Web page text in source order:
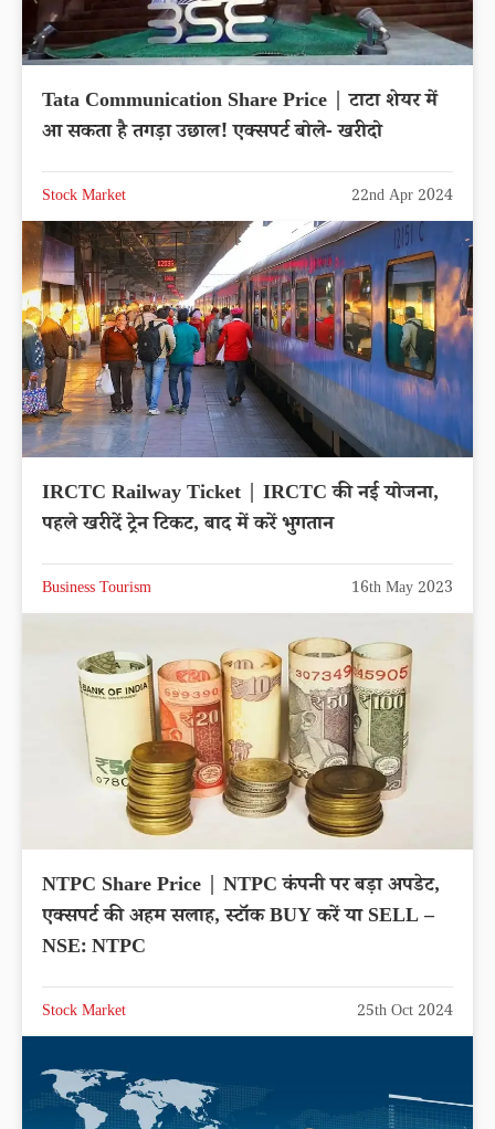
Tata Communication Share Price | टाटा शेयर में
आ सकता है तगड़ा उछाल! एक्सपर्ट बोले- खरीदो
Stock Market 22nd Apr 2024
IRCTC Railway Ticket | IRCTC की नई योजना,
पहले खरीदें ट्रेन टिकट, बाद में करें भुगतान
Business Tourism 16th May 2023
NTPC Share Price | NTPC कंपनी पर बड़ा अपडेट,
एक्सपर्ट की अहम सलाह, स्टॉक BUY करें या SELL –
NSE: NTPC
Stock Market 25th Oct 2024